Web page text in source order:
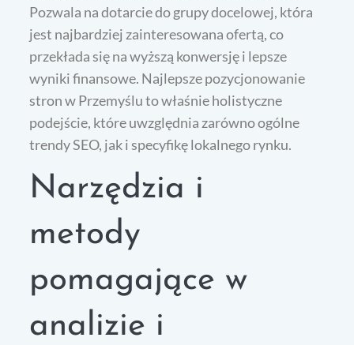
Pozwala na dotarcie do grupy docelowej, która
jest najbardziej zainteresowana ofertą, co
przekłada się na wyższą konwersję i lepsze
wyniki finansowe. Najlepsze pozycjonowanie
stron w Przemyślu to właśnie holistyczne
podejście, które uwzględnia zarówno ogólne
trendy SEO, jak i specyfikę lokalnego rynku.
Narzędzia i
metody
pomagające w
analizie i